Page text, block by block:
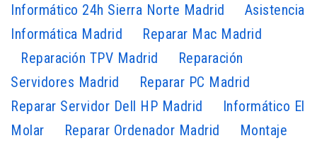
Informático 24h Sierra Norte Madrid
Asistencia
Informática Madrid
Reparar Mac Madrid
Reparación TPV Madrid
Reparación
Servidores Madrid
Reparar PC Madrid
Reparar Servidor Dell HP Madrid
Informático El
Molar
Reparar Ordenador Madrid
Montaje